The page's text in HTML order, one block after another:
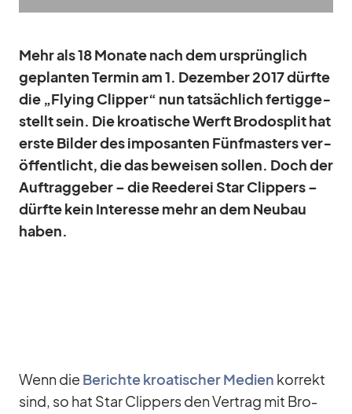
Mehr als 18 Mo­nate nach dem ur­sprüng­lich
ge­plan­ten Ter­min am 1. De­zem­ber 2017 dürfte
die „Fly­ing Clip­per“ nun tat­säch­lich fer­tig­ge­
stellt sein. Die kroa­ti­sche Werft Bro­do­split hat
erste Bil­der des im­po­san­ten Fünf­mas­ters ver­
öf­fent­licht, die das be­wei­sen sol­len. Doch der
Auf­trag­ge­ber – die Ree­de­rei Star Clip­pers –
dürfte kein In­ter­esse mehr an dem Neu­bau
ha­ben.
Wenn die Be­richte kroa­ti­scher Me­dien kor­rekt
sind, so hat Star Clip­pers den Ver­trag mit Bro­